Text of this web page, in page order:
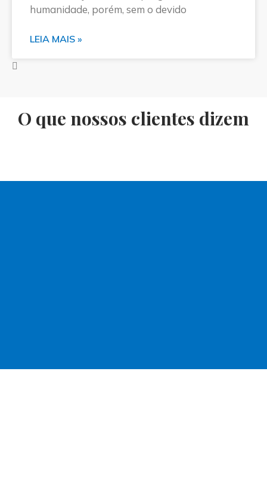
humanidade, porém, sem o devido
LEIA MAIS »
O que nossos clientes dizem